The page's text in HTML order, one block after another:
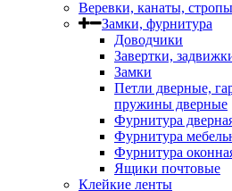
Веревки, канаты,
Замки, фурнитура
Доводчики
Завертки,
Замки
Петли дверные,
пружины дверные
Фурнитура
Фурнитура
Фурнитура
Ящики почтовые
Клейкие ленты